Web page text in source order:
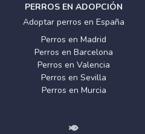
PERROS EN ADOPCIÓN
Adoptar perros en España
Perros en Madrid
Perros en Barcelona
Perros en Valencia
Perros en Sevilla
Perros en Murcia